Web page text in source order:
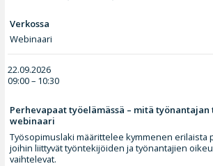
Verkossa
Webinaari
22.09.2026
09:00 – 10:30
Perhevapaat työelämässä – mitä
webinaari
Työsopimuslaki määrittelee kymmenen erilaista
joihin liittyvät työntekijöiden ja työnantajien
vaihtelevat.